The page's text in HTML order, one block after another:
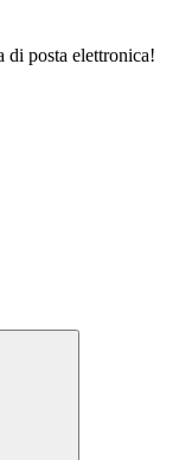
di posta elettronica!